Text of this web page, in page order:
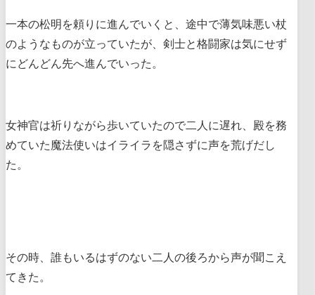
一本の松明を頼りに進んでいくと、途中で薄気味悪い杖
のようなものが立っていたが、剣士と格闘家は気にせず
にどんどん先へ進んでいった。
女神官は祈りながら歩いていたので二人に遅れ、殿を務
めていた魔法使いはイライラを隠さずに声を荒げだし
た。
その時、誰もいるはずのない二人の後ろから声が聞こえ
てきた。